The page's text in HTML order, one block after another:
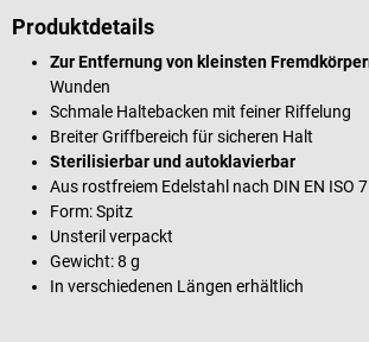
Produktdetails
Zur Entfernung von kleinsten
Wunden
Schmale Haltebacken mit feiner Riffelung
Breiter Griffbereich für sicheren Halt
Sterilisierbar und autoklavierbar
Aus rostfreiem Edelstahl nach DIN EN ISO
Form: Spitz
Unsteril verpackt
Gewicht: 8 g
In verschiedenen Längen erhältlich